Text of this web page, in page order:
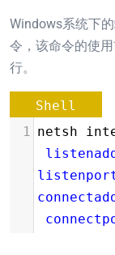
Windows系统下
令，该命令的使
行。
Shell
1 netsh